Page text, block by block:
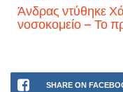
Άνδρας ντύθηκε
νοσοκομείο – Το
SHARE ON